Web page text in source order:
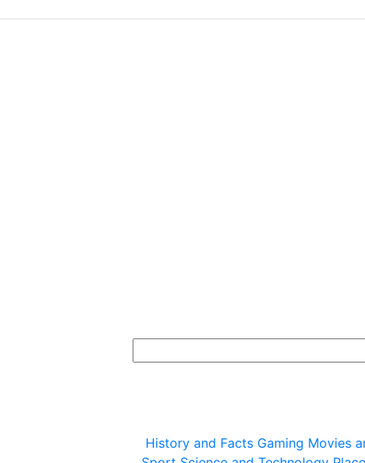
Movies
Gaming
History and Facts